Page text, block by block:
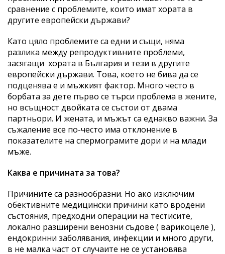
сравнение с проблемите, които имат хората в
другите европейски държави?
Като цяло проблемите са едни и същи, няма
разлика между репродуктивните проблеми,
засягащи хората в България и тези в другите
европейски държави. Това, което не бива да се
подценява е и мъжкият фактор. Много често в
борбата за дете първо се търси проблема в жените,
но всъщност двойката се състои от двама
партньори. И жената, и мъжът са еднакво важни. За
съжаление все по-често има отклонение в
показателите на спермограмите дори и на млади
мъже.
Каква е причината за това?
Причините са разнообразни. Но ако изключим
обективните медицински причини като вродени
състояния, предходни операции на тестисите,
локално разширени венозни съдове ( варикоцеле ),
ендокринни заболявания, инфекции и много други,
в не малка част от случаите не се установява